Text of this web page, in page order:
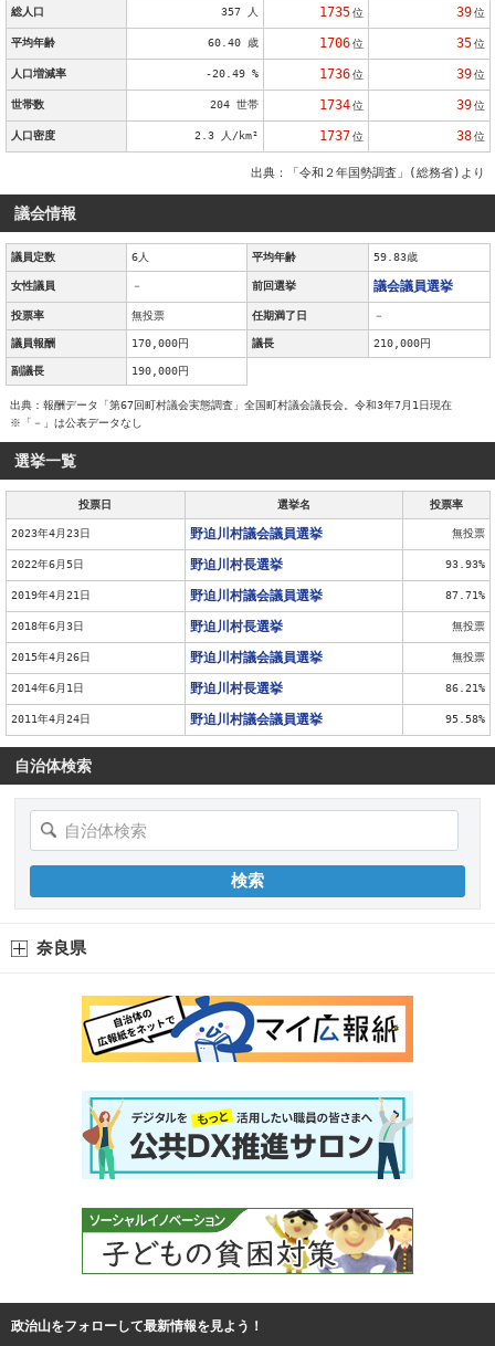
総人口 357 人 1735 位 39 位
平均年齢 60.40 歳 1706 位 35 位
人口増減率 -20.49 % 1736 位 39 位
世帯数 204 世帯 1734 位 39 位
人口密度 2.3 人/km² 1737 位 38 位
出典：「令和２年国勢調査」(総務省)より
議会情報
議員定数 6人 平均年齢 59.83歳
女性議員 － 前回選挙 議会議員選挙
投票率 無投票 任期満了日 －
議員報酬 170,000円 議長 210,000円
副議長 190,000円
出典：報酬データ「第67回町村議会実態調査」全国町村議会議長会。令和3年7月1日現在
※「－」は公表データなし
選挙一覧
投票日 選挙名 投票率
2023年4月23日 野迫川村議会議員選挙 無投票
2022年6月5日 野迫川村長選挙 93.93%
2019年4月21日 野迫川村議会議員選挙 87.71%
2018年6月3日 野迫川村長選挙 無投票
2015年4月26日 野迫川村議会議員選挙 無投票
2014年6月1日 野迫川村長選挙 86.21%
2011年4月24日 野迫川村議会議員選挙 95.58%
自治体検索
奈良県
政治山をフォローして最新情報を見よう！